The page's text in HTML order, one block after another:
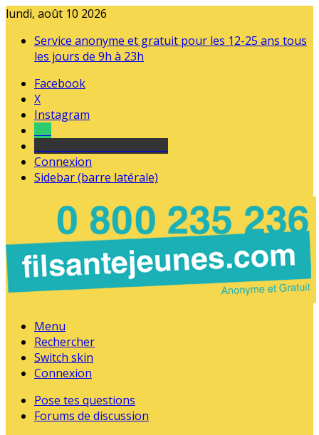
lundi, août 10 2026
Service anonyme et gratuit pour les 12-25 ans tous
les jours de 9h à 23h
Facebook
X
Instagram
Connexion
Sidebar (barre latérale)
Menu
Rechercher
Switch skin
Connexion
Pose tes questions
Forums de discussion